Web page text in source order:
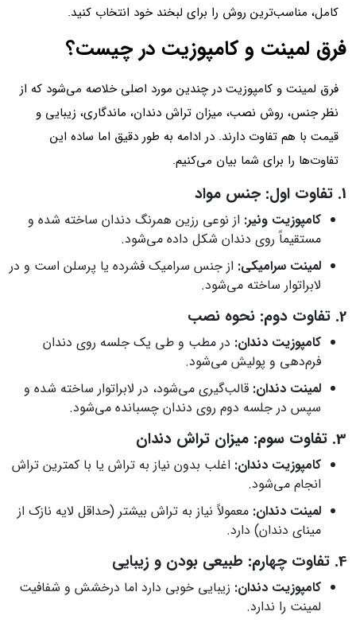
کامل، مناسب‌ترین روش را برای لبخند خود انتخاب کنید.
فرق لمینت و کامپوزیت در چیست؟
فرق لمینت و کامپوزیت در چندین مورد اصلی خلاصه می‌شود که از
نظر جنس، روش نصب، میزان تراش دندان، ماندگاری، زیبایی و
قیمت با هم تفاوت دارند. در ادامه به طور دقیق اما ساده این
تفاوت‌ها را برای شما بیان می‌کنیم.
1. تفاوت اول: جنس مواد
کامپوزیت ونیر: از نوعی رزین همرنگ دندان ساخته شده و
مستقیماً روی دندان شکل داده می‌شود.
لمینت سرامیکی: از جنس سرامیک فشرده یا پرسلن است و در
لابراتوار ساخته می‌شود.
2. تفاوت دوم: نحوه نصب
کامپوزیت دندان: در مطب و طی یک جلسه روی دندان
فرم‌دهی و پولیش می‌شود.
لمینت دندان: قالب‌گیری می‌شود، در لابراتوار ساخته شده و
سپس در جلسه دوم روی دندان چسبانده می‌شود.
3. تفاوت سوم: میزان تراش دندان
کامپوزیت دندان: اغلب بدون نیاز به تراش یا با کمترین تراش
انجام می‌شود.
لمینت دندان: معمولاً نیاز به تراش بیشتر (حداقل لایه نازک از
مینای دندان) دارد.
4. تفاوت چهارم: طبیعی بودن و زیبایی
کامپوزیت دندان: زیبایی خوبی دارد اما درخشش و شفافیت
لمینت را ندارد.